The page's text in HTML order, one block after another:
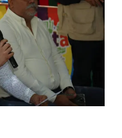
Bacanora